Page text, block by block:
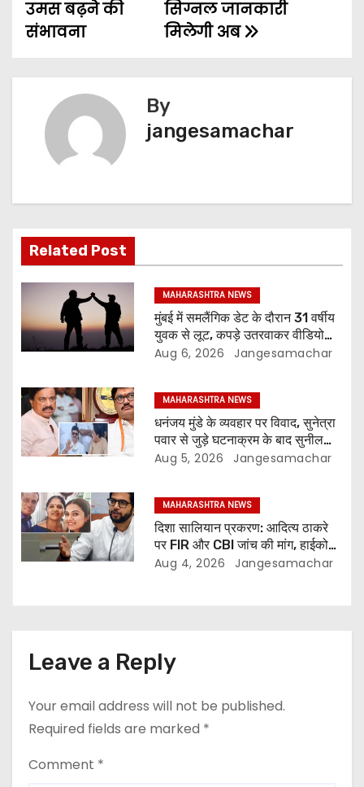
सिग्नल जानकारी
मिलेगी अब
उमस बढ़ने की
संभावना
By
jangesamachar
Related Post
MAHARASHTRA NEWS
मुंबई में समलैंगिक डेट के दौरान 31 वर्षीय
युवक से लूट, कपड़े उतरवाकर वीडियो
बनाने का आरोप
Aug 6, 2026 Jangesamachar
MAHARASHTRA NEWS
धनंजय मुंडे के व्यवहार पर विवाद, सुनेत्रा
पवार से जुड़े घटनाक्रम के बाद सुनील
तटकरे ने लगाई फटकार
Aug 5, 2026 Jangesamachar
MAHARASHTRA NEWS
दिशा सालियान प्रकरण: आदित्य ठाकरे
पर FIR और CBI जांच की मांग, हाईकोर्ट
ने मुंबई पुलिस से मांगा जवाब
Aug 4, 2026 Jangesamachar
Leave a Reply
Your email address will not be published.
Required fields are marked *
Comment *